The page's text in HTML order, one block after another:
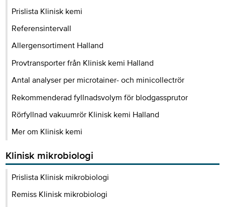
Prislista Klinisk kemi
Referensintervall
Allergensortiment Halland
Provtransporter från Klinisk kemi Halland
Antal analyser per microtainer- och minicollectrör
Rekommenderad fyllnadsvolym för blodgassprutor
Rörfyllnad vakuumrör Klinisk kemi Halland
Mer om Klinisk kemi
Klinisk mikrobiologi
Prislista Klinisk mikrobiologi
Remiss Klinisk mikrobiologi